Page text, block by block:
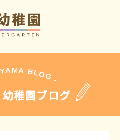
YA MA BLOG -
稚園ブログ